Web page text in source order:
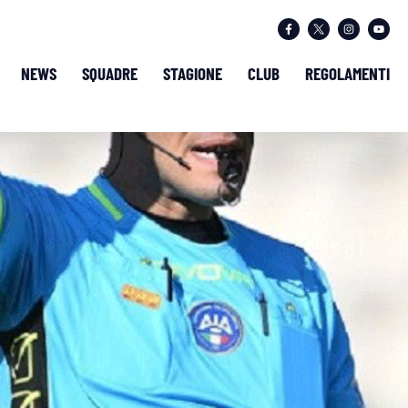
NEWS SQUADRE STAGIONE CLUB REGOLAMENTI